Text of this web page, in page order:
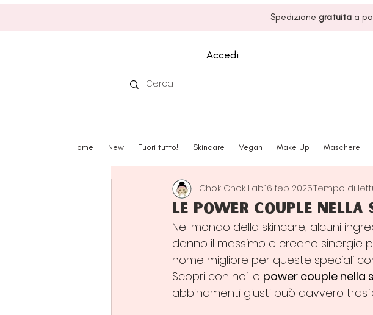
Spedizione gratuita a
Accedi
Home New Fuori tutto! Skincare Vegan Make Up Maschere
Le power couple nella
Chok Chok Lab16 feb 2025Tempo di
Nel mondo della skincare, alcuni
danno il massimo e creano sinergie
nome migliore per queste speciali
Scopri con noi le power couple nella
abbinamenti giusti può davvero